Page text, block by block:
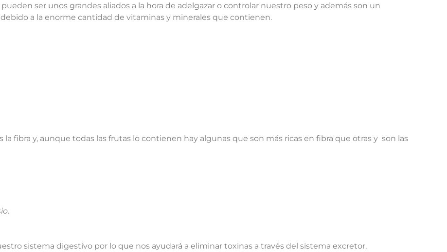
ser unos grandes aliados a la hora de adelgazar o controlar nuestro peso y además son un
a la enorme cantidad de vitaminas y minerales que contienen.
fibra y, aunque todas las frutas lo contienen hay algunas que son más ricas en fibra que otras y son las
.
sistema digestivo por lo que nos ayudará a eliminar toxinas a través del sistema excretor.